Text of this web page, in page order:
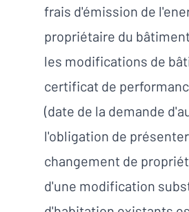
frais d'émission de
propriétaire du
les modifications de
certificat de
(date de la demande
l'obligation de
changement de
d'une modification